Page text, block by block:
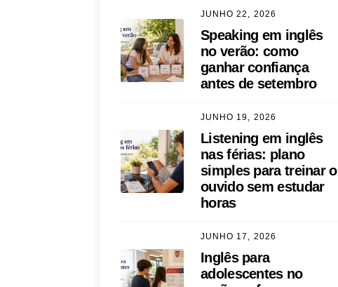
JUNHO 22, 2026
Speaking em inglês
no verão: como
ganhar confiança
antes de setembro
JUNHO 19, 2026
Listening em inglês
nas férias: plano
simples para treinar o
ouvido sem estudar
horas
JUNHO 17, 2026
Inglês para
adolescentes no